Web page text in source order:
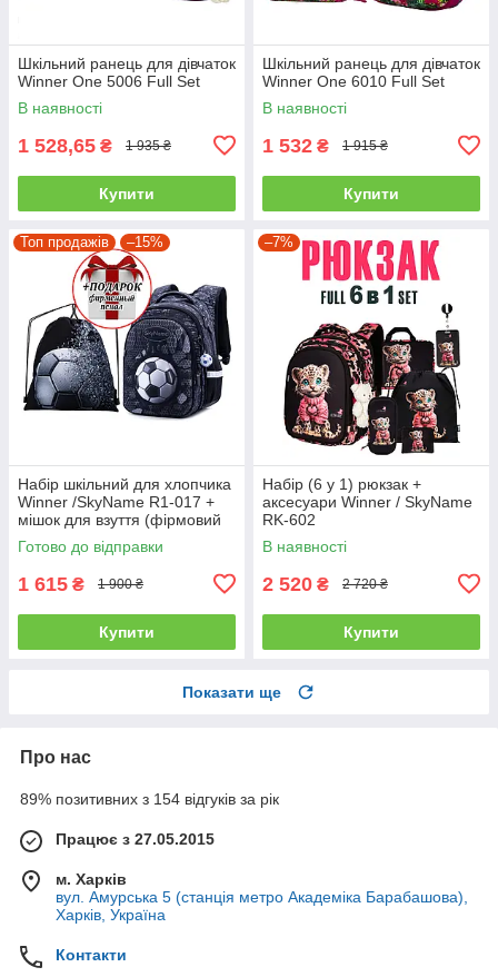
Шкільний ранець для дівчаток
Winner One 5006 Full Set
В наявності
1 528,65 ₴ 1 935 ₴
Купити
Шкільний ранець для дівчаток
Winner One 6010 Full Set
В наявності
1 532 ₴ 1 915 ₴
Купити
Топ продажів –15%
Набір шкільний для хлопчика
Winner /SkyName R1-017 +
мішок для взуття (фірмовий
пенал у подарунок)
Готово до відправки
1 615 ₴ 1 900 ₴
Купити
–7%
Набір (6 у 1) рюкзак +
аксесуари Winner / SkyName
RK-602
В наявності
2 520 ₴ 2 720 ₴
Купити
Показати ще
Про нас
89% позитивних з 154 відгуків за рік
Працює з 27.05.2015
м. Харків
вул. Амурська 5 (станція метро Академіка Барабашова),
Харків, Україна
Контакти